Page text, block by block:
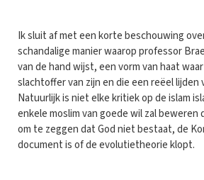
Ik sluit af met een korte beschouwing
schandalige manier waarop professor
van de hand wijst, een vorm van haat
slachtoffer van zijn en die een reëel lijden
Natuurlijk is niet elke kritiek op de islam
enkele moslim van goede wil zal beweren
om te zeggen dat God niet bestaat, de
document is of de evolutietheorie klopt.